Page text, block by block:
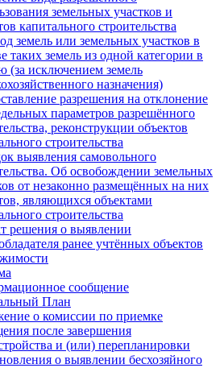
земельных участков и
капитального строительства
земель или земельных участков в
таких земель из одной категории в
(за исключением земель
назначения)
разрешения на отклонение
параметров разрешённого
реконструкции объектов
строительства
выявления самовольного
Об освобождении земельных
от незаконно размещённых на них
являющихся объектами
строительства
решения о выявлении
ранее учтённых объектов
сообщение
План
о комиссии по приемке
после завершения
и (или) перепланировки
о выявлении бесхозяйного